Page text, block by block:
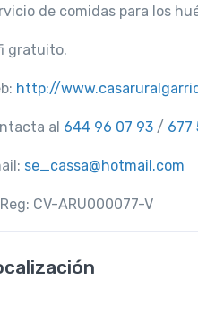
de comidas para los
gratuito.
http://
al 644 96 07 93 / 677
se_cassa@hotmail.com
Reg: CV-ARU000077-V